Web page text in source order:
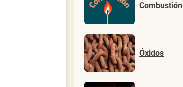
Combustión
Óxidos